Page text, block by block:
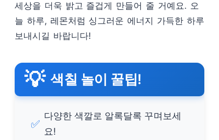
세상을 더욱 밝고 즐겁게 만들어 줄 거예요. 오
늘 하루, 레몬처럼 싱그러운 에너지 가득한 하루
보내시길 바랍니다!
💡 색칠 놀이 꿀팁!
✅
다양한 색깔로 알록달록 꾸며보세
요!